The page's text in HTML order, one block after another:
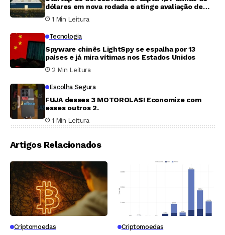
dólares em nova rodada e atinge avaliação de
7,87 bilhões
1 Min Leitura
Tecnologia
Spyware chinês LightSpy se espalha por 13
países e já mira vítimas nos Estados Unidos
2 Min Leitura
Escolha Segura
FUJA desses 3 MOTOROLAS! Economize com
esses outros 2.
1 Min Leitura
Artigos Relacionados
Criptomoedas Criptomoedas